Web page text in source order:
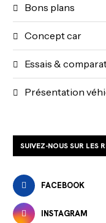
Bons plans
Concept car
Essais &
Présentation
SUIVEZ-NOUS SUR LES
FACEBOOK
INSTAGRAM